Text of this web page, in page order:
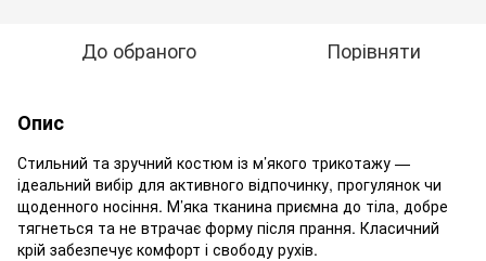
До обраного Порівняти
Опис
Стильний та зручний костюм із м’якого трикотажу —
ідеальний вибір для активного відпочинку, прогулянок чи
щоденного носіння. М’яка тканина приємна до тіла, добре
тягнеться та не втрачає форму після прання. Класичний
крій забезпечує комфорт і свободу рухів.